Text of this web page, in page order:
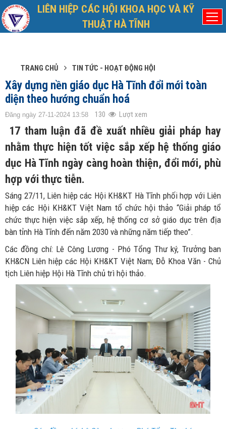
LIÊN HIỆP CÁC HỘI KHOA HỌC VÀ KỸ
THUẬT HÀ TĨNH
Chủ nhật, 9/8/2026
TRANG CHỦ TIN TỨC - HOẠT ĐỘNG HỘI
Xây dựng nền giáo dục Hà Tĩnh đổi mới toàn
diện theo hướng chuẩn hoá
Đăng ngày 27-11-2024 13:58 130 Lượt xem
17 tham luận đã đề xuất nhiều giải pháp hay
nhằm thực hiện tốt việc sắp xếp hệ thống giáo
dục Hà Tĩnh ngày càng hoàn thiện, đổi mới, phù
hợp với thực tiễn.
Sáng 27/11, Liên hiệp các Hội KH&KT Hà Tĩnh phối hợp với Liên
hiệp các Hội KH&KT Việt Nam tổ chức hội thảo “Giải pháp tổ
chức thực hiện việc sắp xếp, hệ thống cơ sở giáo dục trên địa
bàn tỉnh Hà Tĩnh đến năm 2030 và những năm tiếp theo”.
Các đồng chí: Lê Công Lương - Phó Tổng Thư ký, Trưởng ban
KH&CN Liên hiệp các Hội KH&KT Việt Nam; Đỗ Khoa Văn - Chủ
tịch Liên hiệp Hội Hà Tĩnh chủ trì hội thảo.
Đã kết nối EMC